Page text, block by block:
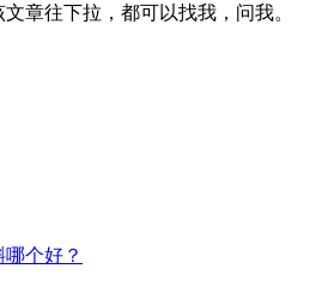
章往下拉，都可以找我，问我。
个好？